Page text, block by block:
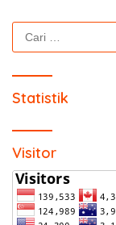
Cari
untuk:
Statistik
Visitor